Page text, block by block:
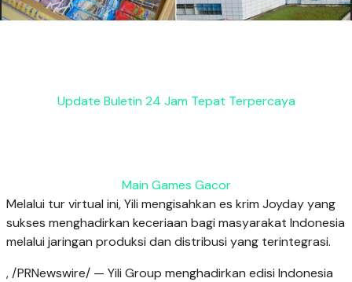
Update Buletin 24 Jam Tepat Terpercaya
Main Games Gacor
Melalui tur virtual ini, Yili mengisahkan es krim Joyday yang
sukses menghadirkan keceriaan bagi masyarakat Indonesia
melalui jaringan produksi dan distribusi yang terintegrasi.
, /PRNewswire/ — Yili Group menghadirkan edisi Indonesia